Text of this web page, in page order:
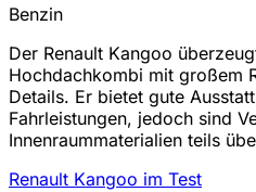
Benzin
Der Renault Kangoo
Hochdachkombi mit großem
Details. Er bietet gute
Fahrleistungen, jedoch sind
Innenraummaterialien teils
Renault Kangoo im Test